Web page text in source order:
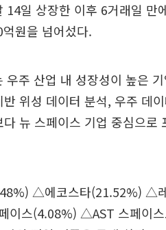
14일 상장한 이후 6거래일 만
원을 넘어섰다.
우주 산업 내 성장성이 높은
위성 데이터 분석, 우주 데
뉴 스페이스 기업 중심으로
△에코스타(21.52%) △
이스(4.08%) △AST 스페이